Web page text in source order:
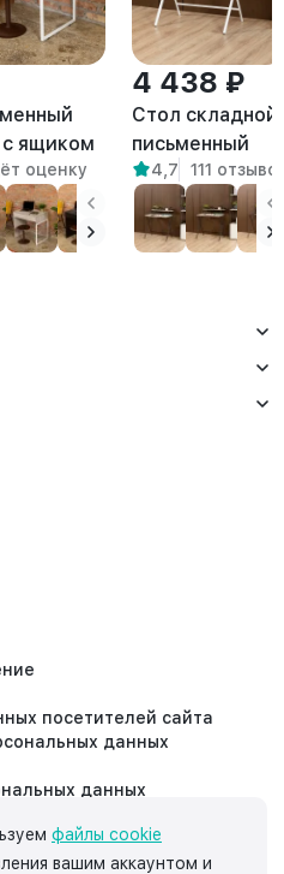
с ящиком
белый/
оценку
4 438 ₽
Стол складной
письменный
Симетo белый/
амаретто
4,7 111
посетителей сайта
данных
данных
данных третьим
файлы cookie
вашим аккаунтом и